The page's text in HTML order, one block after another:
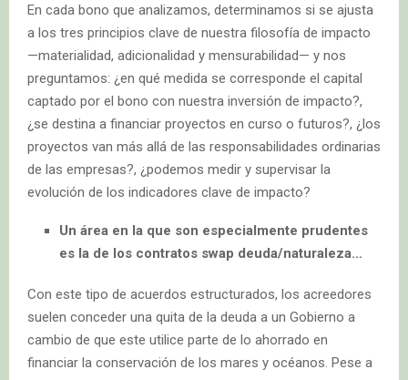
En cada bono que analizamos, determinamos si se ajusta
a los tres principios clave de nuestra filosofía de impacto
—materialidad, adicionalidad y mensurabilidad— y nos
preguntamos: ¿en qué medida se corresponde el capital
captado por el bono con nuestra inversión de impacto?,
¿se destina a financiar proyectos en curso o futuros?, ¿los
proyectos van más allá de las responsabilidades ordinarias
de las empresas?, ¿podemos medir y supervisar la
evolución de los indicadores clave de impacto?
Un área en la que son especialmente prudentes
es la de los contratos swap deuda/naturaleza…
Con este tipo de acuerdos estructurados, los acreedores
suelen conceder una quita de la deuda a un Gobierno a
cambio de que este utilice parte de lo ahorrado en
financiar la conservación de los mares y océanos. Pese a